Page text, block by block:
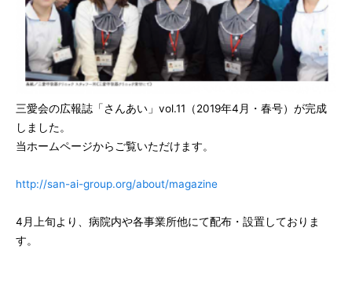
三愛会の広報誌「さんあい」vol.11（2019年4月・春号）が完成
しました。
当ホームページからご覧いただけます。
http://san-ai-group.org/about/magazine
4月上旬より、病院内や各事業所他にて配布・設置しておりま
す。